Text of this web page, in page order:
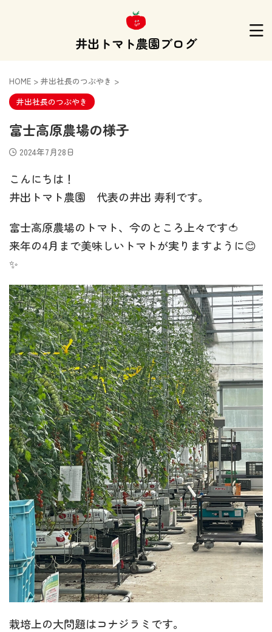
井出トマト農園ブログ
HOME > 井出社長のつぶやき >
井出社長のつぶやき
富士高原農場の様子
2024年7月28日
こんにちは！
井出トマト農園 代表の井出 寿利です。
富士高原農場のトマト、今のところ上々です🍅
来年の4月まで美味しいトマトが実りますように😊
✨
栽培上の大問題はコナジラミです。